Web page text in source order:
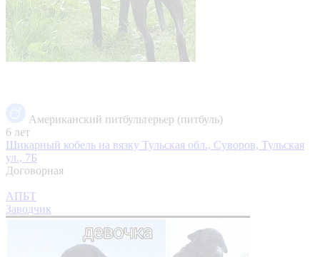
Американский питбультерьер (питбуль)
6 лет
Шикарный кобель на вязку Тульская обл., Суворов, Тульская
ул., 7Б
Договорная
АПБТ
Заводчик